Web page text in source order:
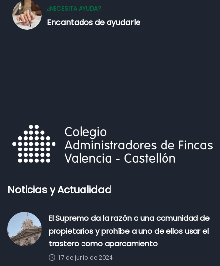
¿NECESITA AYUDA?
Encantados de ayudarle
Noticias y Actualidad
El Supremo da la razón a una comunidad de
propietarios y prohíbe a uno de ellos usar el
trastero como aparcamiento
17 de junio de 2024